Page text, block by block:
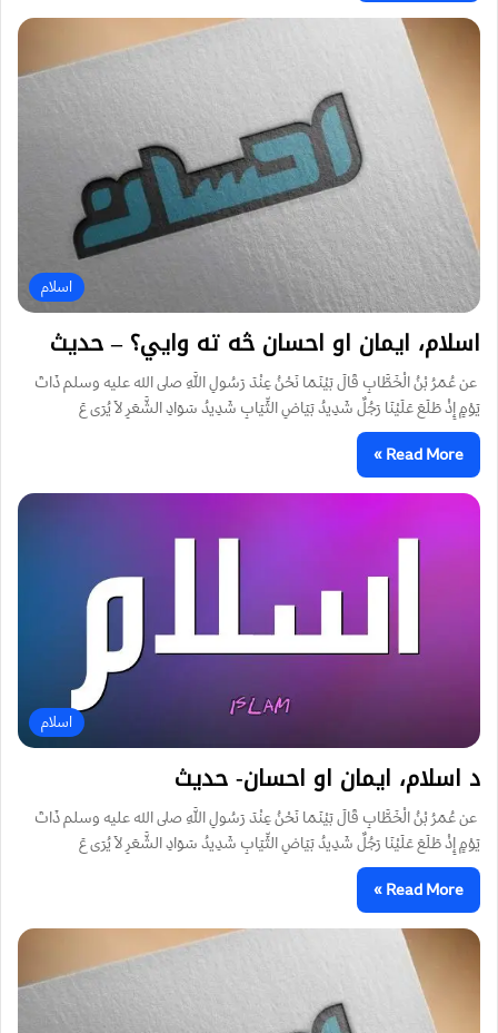
اسلام
اسلام، ‌ایمان او احسان څه ته وايي؟ – حدیث
عن عُمَرُ بْنُ الْخَطَّابِ قَالَ بَيْنَمَا نَحْنُ عِنْدَ رَسُولِ اللَّهِ صلى الله عليه وسلم ذَاتَ
يَوْمٍ إِذْ طَلَعَ عَلَيْنَا رَجُلٌ شَدِيدُ بَيَاضِ الثِّيَابِ شَدِيدُ سَوَادِ الشَّعَرِ لاَ يُرَى عَ
Read More »
اسلام
د اسلام، ایمان او احسان- حدیث
عن عُمَرُ بْنُ الْخَطَّابِ قَالَ بَيْنَمَا نَحْنُ عِنْدَ رَسُولِ اللَّهِ صلى الله عليه وسلم ذَاتَ
يَوْمٍ إِذْ طَلَعَ عَلَيْنَا رَجُلٌ شَدِيدُ بَيَاضِ الثِّيَابِ شَدِيدُ سَوَادِ الشَّعَرِ لاَ يُرَى عَ
Read More »